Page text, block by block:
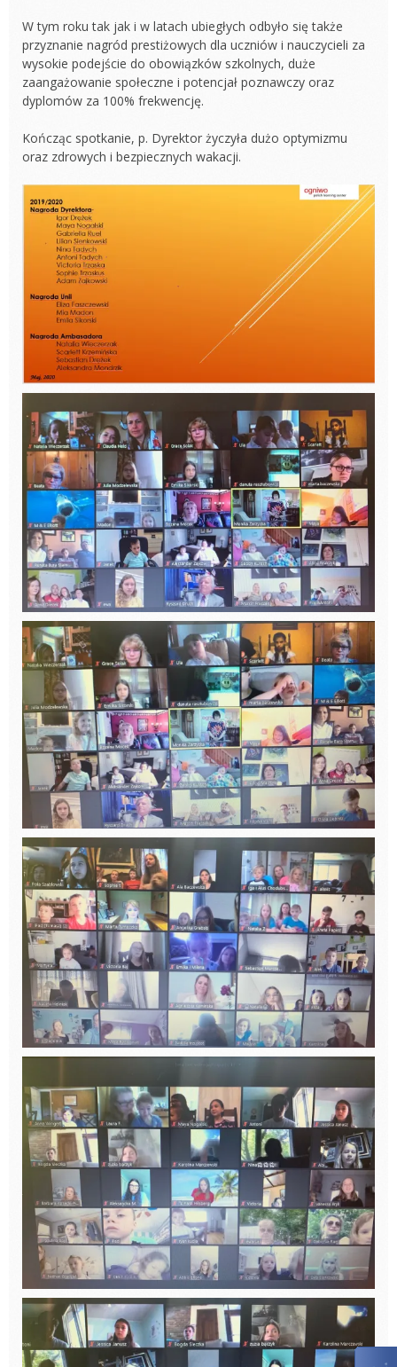
W tym roku tak jak i w latach ubiegłych odbyło się także
przyznanie nagród prestiżowych dla uczniów i nauczycieli za
wysokie podejście do obowiązków szkolnych, duże
zaangażowanie społeczne i potencjał poznawczy oraz
dyplomów za 100% frekwencję.
Kończąc spotkanie, p. Dyrektor życzyła dużo optymizmu
oraz zdrowych i bezpiecznych wakacji.